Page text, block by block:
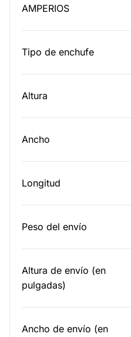
AMPERIOS
Tipo de enchufe
Altura
Ancho
Longitud
Peso del envío
Altura de envío (en
pulgadas)
Ancho de envío (en